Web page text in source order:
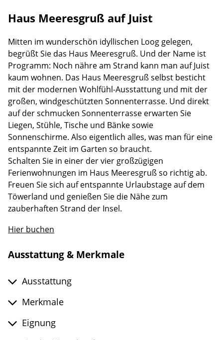
Lade
Haus Meeresgruß auf Juist
Mitten im wunderschön idyllischen Loog gelegen,
begrüßt Sie das Haus Meeresgruß. Und der Name ist
Programm: Noch nähre am Strand kann man auf Juist
kaum wohnen. Das Haus Meeresgruß selbst besticht
mit der modernen Wohlfühl-Ausstattung und mit der
großen, windgeschützten Sonnenterrasse. Und direkt
auf der schmucken Sonnenterrasse erwarten Sie
Liegen, Stühle, Tische und Bänke sowie
Sonnenschirme. Also eigentlich alles, was man für eine
entspannte Zeit im Garten so braucht.
Schalten Sie in einer der vier großzügigen
Ferienwohnungen im Haus Meeresgruß so richtig ab.
Freuen Sie sich auf entspannte Urlaubstage auf dem
Töwerland und genießen Sie die Nähe zum
zauberhaften Strand der Insel.
Hier buchen
Ausstattung & Merkmale
Ausstattung
Merkmale
Eignung